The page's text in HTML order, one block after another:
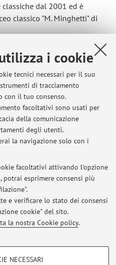
i cookie
tecnici necessari per il suo
di tracciamento
con il tuo consenso.
facoltativi sono usati per
della comunicazione
degli utenti.
la navigazione solo con i
facoltativi attivando l'opzione
potrai esprimere consensi più
e verificare lo stato dei consensi
cookie" del sito.
la nostra Cookie policy.
NECESSARI
dal 2001 ed è
classico "M. Minghetti" di
e Italianistica
Vai alla mappa
avvisi
presenti avvisi.